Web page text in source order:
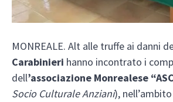
MONREALE. Alt alle truffe ai danni
Carabinieri hanno incontrato i
dell’associazione Monrealese
Socio Culturale Anziani),